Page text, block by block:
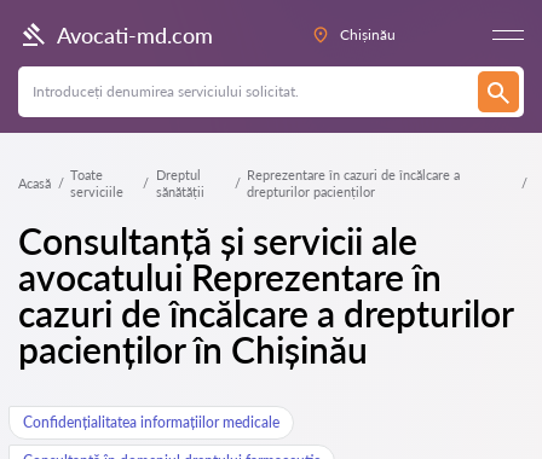
Avocati-md.com Chișinău
Acasă
Toate
serviciile
Dreptul
sănătății
Reprezentare în cazuri de încălcare a
drepturilor pacienților
Consultanță și servicii ale
avocatului Reprezentare în
cazuri de încălcare a drepturilor
pacienților în Chișinău
Confidențialitatea informațiilor medicale